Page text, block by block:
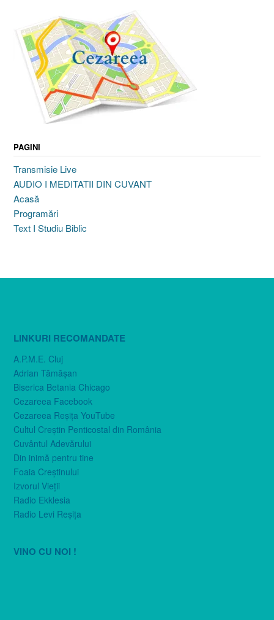
PAGINI
Transmisie Live
AUDIO I MEDITATII DIN CUVANT
Acasă
Programări
Text I Studiu Biblic
LINKURI RECOMANDATE
A.P.M.E. Cluj
Adrian Tămăşan
Biserica Betania Chicago
Cezareea Facebook
Cezareea Reşiţa YouTube
Cultul Creştin Penticostal din România
Cuvântul Adevărului
Din inimă pentru tine
Foaia Creştinului
Izvorul Vieţii
Radio Ekklesia
Radio Levi Reşiţa
VINO CU NOI !